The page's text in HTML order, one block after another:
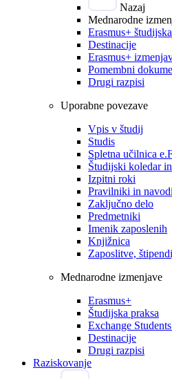
Nazaj
Mednarodne
Erasmus+
Destinacije
Erasmus+
Pomembni
Drugi razpisi
Uporabne povezave
Vpis v študij
Studis
Spletna učilnica
Študijski koledar
Izpitni roki
Pravilniki in
Zaključno delo
Predmetniki
Imenik zaposlenih
Knjižnica
Zaposlitve,
Mednarodne izmenjave
Erasmus+
Študijska praksa
Exchange
Destinacije
Drugi razpisi
Raziskovanje